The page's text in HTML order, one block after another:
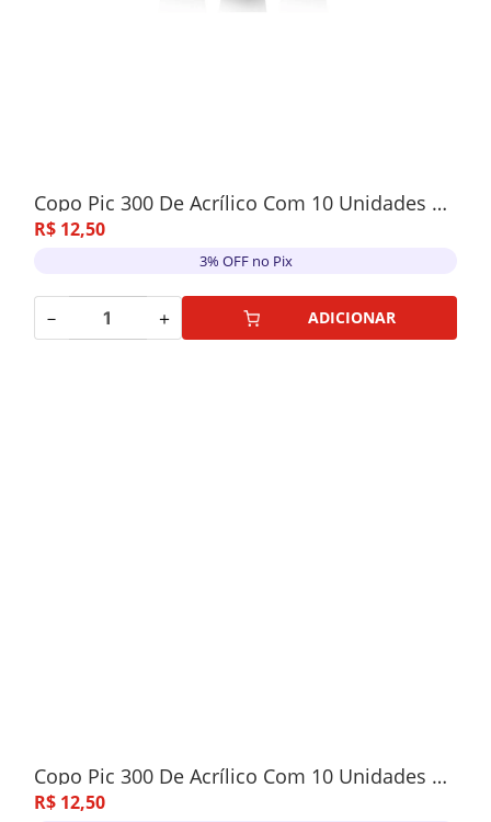
Copo Pic 300 De Acrílico Com 10 Unidades Preto
R$ 12,50
3% OFF no Pix
－ ＋ ADICIONAR
Copo Pic 300 De Acrílico Com 10 Unidades Verde
R$ 12,50